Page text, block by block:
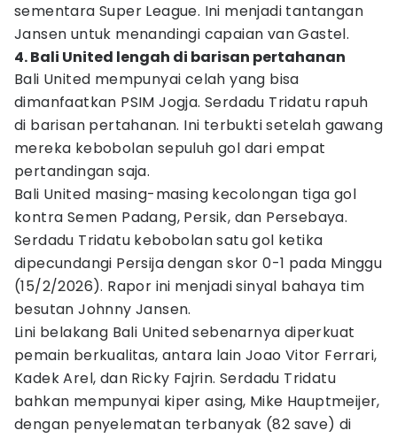
sementara Super League. Ini menjadi tantangan
Jansen untuk menandingi capaian van Gastel.
4. Bali United lengah di barisan pertahanan
Bali United mempunyai celah yang bisa
dimanfaatkan PSIM Jogja. Serdadu Tridatu rapuh
di barisan pertahanan. Ini terbukti setelah gawang
mereka kebobolan sepuluh gol dari empat
pertandingan saja.
Bali United masing-masing kecolongan tiga gol
kontra Semen Padang, Persik, dan Persebaya.
Serdadu Tridatu kebobolan satu gol ketika
dipecundangi Persija dengan skor 0-1 pada Minggu
(15/2/2026). Rapor ini menjadi sinyal bahaya tim
besutan Johnny Jansen.
Lini belakang Bali United sebenarnya diperkuat
pemain berkualitas, antara lain Joao Vitor Ferrari,
Kadek Arel, dan Ricky Fajrin. Serdadu Tridatu
bahkan mempunyai kiper asing, Mike Hauptmeijer,
dengan penyelematan terbanyak (82 save) di